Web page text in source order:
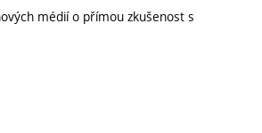
médií o přímou zkušenost s